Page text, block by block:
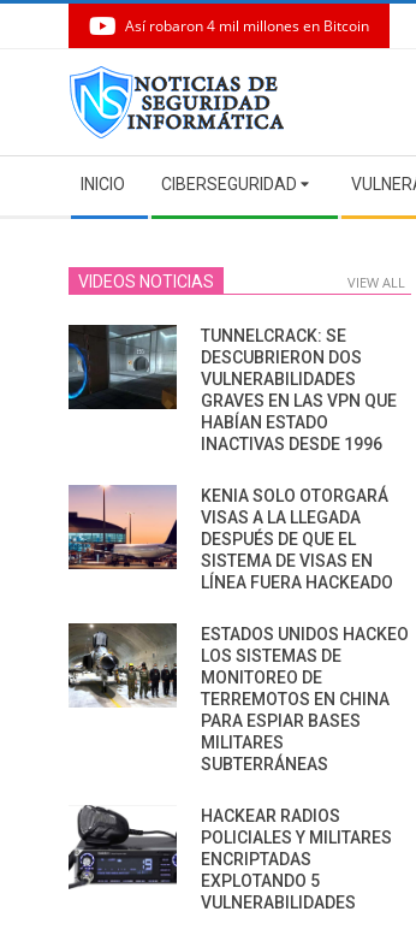
Así robaron 4 mil millones en Bitcoin
Navigation
Menu
INICIO CIBERSEGURIDAD
VIDEOS NOTICIAS VIEW ALL
TUNNELCRACK: SE
DESCUBRIERON DOS
VULNERABILIDADES
GRAVES EN LAS VPN QUE
HABÍAN ESTADO
INACTIVAS DESDE 1996
KENIA SOLO OTORGARÁ
VISAS A LA LLEGADA
DESPUÉS DE QUE EL
SISTEMA DE VISAS EN
LÍNEA FUERA HACKEADO
ESTADOS UNIDOS HACKEO
LOS SISTEMAS DE
MONITOREO DE
TERREMOTOS EN CHINA
PARA ESPIAR BASES
MILITARES
SUBTERRÁNEAS
HACKEAR RADIOS
POLICIALES Y MILITARES
ENCRIPTADAS
EXPLOTANDO 5
VULNERABILIDADES